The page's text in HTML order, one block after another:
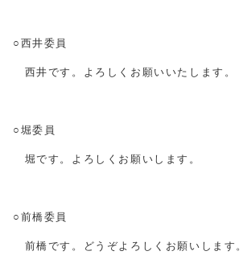
○西井委員
西井です。よろしくお願いいたします。
○堀委員
堀です。よろしくお願いします。
○前橋委員
前橋です。どうぞよろしくお願いします。